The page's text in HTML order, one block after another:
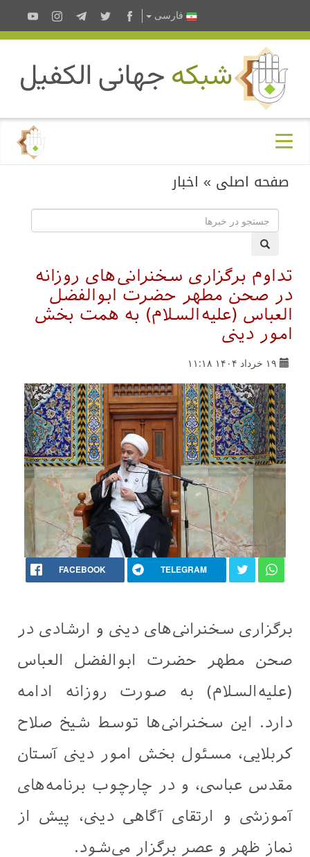
فارسى
صفحه اصلی » اخبار
تداوم برگزاری سخنرانی‌های روزانه
در صحن مطهر حضرت ابوالفضل
العباس (علیه‌السلام) به همت بخش
امور دینی
۱۹ خرداد ۱۴۰۴ ۱۱:۱۸
FACEBOOK TELEGRAM
برگزاری سخنرانی‌های دینی و ارشادی در
صحن مطهر حضرت ابوالفضل العباس
(علیه‌السلام) به صورت روزانه ادامه
دارد. این سخنرانی‌ها توسط شیخ صلاح
کربلایی، مسئول بخش امور دینی آستان
مقدس عباسی، و در چارچوب برنامه‌های
آموزشی و ارتقای آگاهی دینی، پیش از
نماز ظهر و عصر برگزار می‌شود.